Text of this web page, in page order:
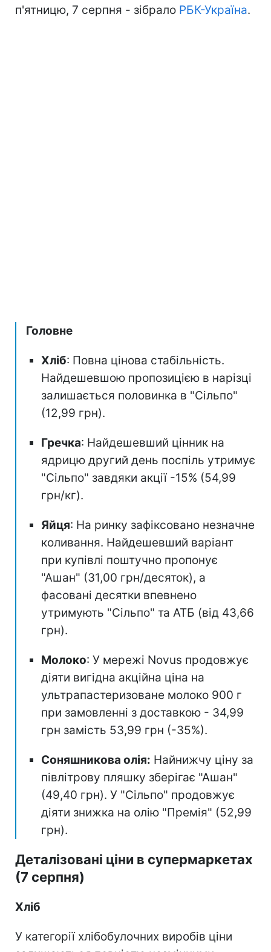
п'ятницю, 7 серпня - зібрало РБК-Україна.
Головне
Хліб: Повна цінова стабільність.
Найдешевшою пропозицією в нарізці
залишається половинка в "Сільпо"
(12,99 грн).
Гречка: Найдешевший цінник на
ядрицю другий день поспіль утримує
"Сільпо" завдяки акції -15% (54,99
грн/кг).
Яйця: На ринку зафіксовано незначне
коливання. Найдешевший варіант
при купівлі поштучно пропонує
"Ашан" (31,00 грн/десяток), а
фасовані десятки впевнено
утримують "Сільпо" та АТБ (від 43,66
грн).
Молоко: У мережі Novus продовжує
діяти вигідна акційна ціна на
ультрапастеризоване молоко 900 г
при замовленні з доставкою - 34,99
грн замість 53,99 грн (-35%).
Соняшникова олія: Найнижчу ціну за
півлітрову пляшку зберігає "Ашан"
(49,40 грн). У "Сільпо" продовжує
діяти знижка на олію "Премія" (52,99
грн).
Деталізовані ціни в супермаркетах
(7 серпня)
Хліб
У категорії хлібобулочних виробів ціни